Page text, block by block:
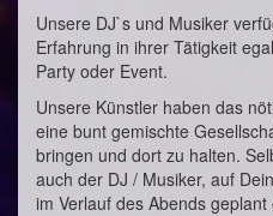
Unsere DJ`s und Musiker
Erfahrung in ihrer Tätigkeit
Party oder Event.
Unsere Künstler haben das
eine bunt gemischte
bringen und dort zu halten.
auch der DJ / Musiker, auf
im Verlauf des Abends